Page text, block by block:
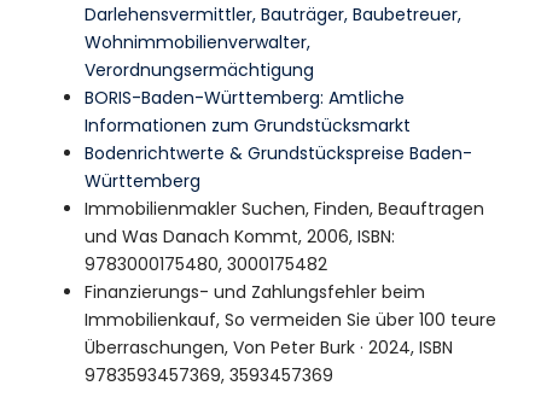
Darlehensvermittler, Bauträger, Baubetreuer,
Wohnimmobilienverwalter,
Verordnungsermächtigung
BORIS-Baden-Württemberg: Amtliche
Informationen zum Grundstücksmarkt
Bodenrichtwerte & Grundstückspreise Baden-
Württemberg
Immobilienmakler Suchen, Finden, Beauftragen
und Was Danach Kommt, 2006, ISBN:
9783000175480, 3000175482
Finanzierungs- und Zahlungsfehler beim
Immobilienkauf, So vermeiden Sie über 100 teure
Überraschungen, Von Peter Burk · 2024, ISBN
9783593457369, 3593457369